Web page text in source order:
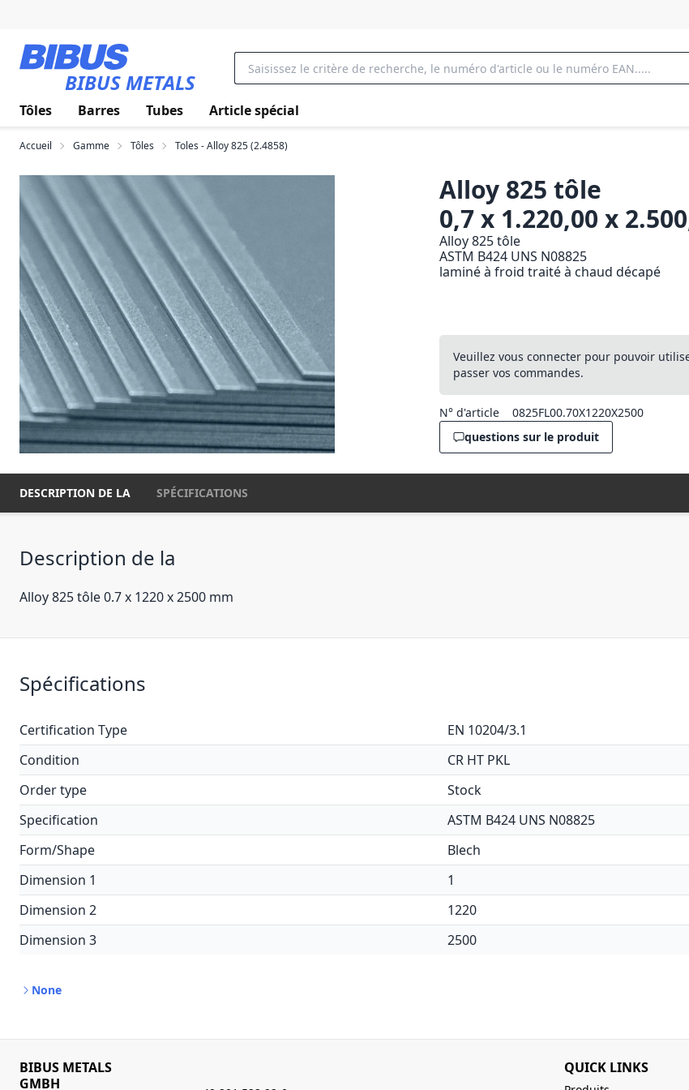
BIBUS METALS
Tôles Barres Tubes Article spécial
Accueil Gamme Tôles Toles - Alloy 825 (2.4858)
Alloy 825 tôle
0,7 x 1.220,00 x
Alloy 825 tôle
ASTM B424 UNS N08825
laminé à froid traité à chaud décapé
Veuillez vous connecter pour pouvoir
passer vos commandes.
N° d'article
0825FL00.70X1220X2500
questions sur le produit
DESCRIPTION DE LA SPÉCIFICATIONS
Description de la
Alloy 825 tôle 0.7 x 1220 x 2500 mm
Spécifications
Certification Type
EN 10204/3.1
Condition
CR HT PKL
Order type
Stock
Specification
ASTM B424 UNS N08825
Form/Shape
Blech
Dimension 1
1
Dimension 2
1220
Dimension 3
2500
None
BIBUS METALS
GMBH
QUICK LINKS